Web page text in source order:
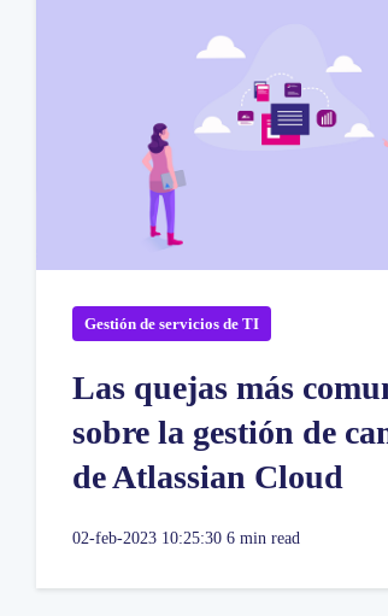
Gestión de servicios de TI
Las quejas más
sobre la gestión de
de Atlassian Cloud
02-feb-2023 10:25:30 6 min read